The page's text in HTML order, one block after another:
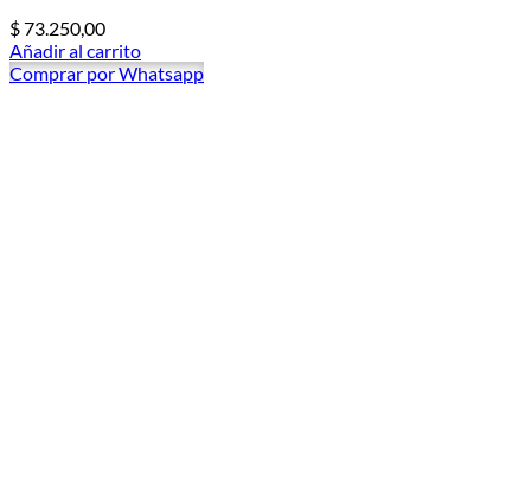
$73.250,00
Añadir al carrito
Comprar por Whatsapp